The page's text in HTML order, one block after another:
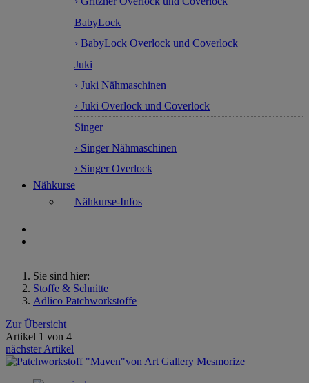
BabyLock
› BabyLock Overlock und Coverlock
Juki
› Juki Nähmaschinen
› Juki Overlock und Coverlock
Singer
› Singer Nähmaschinen
› Singer Overlock
Nähkurse
Nähkurse-Infos
Sie sind hier:
Stoffe & Schnitte
Adlico Patchworkstoffe
Zur Übersicht
Artikel 1 von 4
nächster Artikel